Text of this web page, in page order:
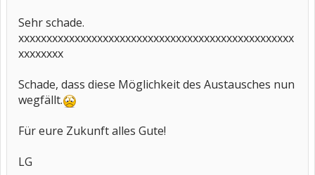
Sehr schade.
xxxxxxxxxxxxxxxxxxxxxxxxxxxxxxxxxxxxxxxxxxxxxxxxx
xxxxxxxx
Schade, dass diese Möglichkeit des Austausches nun
wegfällt.
Für eure Zukunft alles Gute!
LG